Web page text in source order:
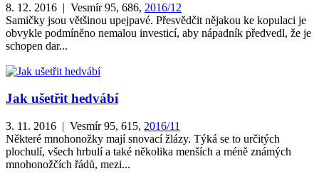
8. 12. 2016 | Vesmír 95, 686, 2016/12
Samičky jsou většinou upejpavé. Přesvědčit nějakou ke kopulaci je
obvykle podmíněno nemalou investicí, aby nápadník předvedl, že je
schopen dar...
Jak ušetřit hedvábí
3. 11. 2016 | Vesmír 95, 615, 2016/11
Některé mnohonožky mají snovací žlázy. Týká se to určitých
plochulí, všech hrbulí a také několika menších a méně známých
mnohonožčích řádů, mezi...